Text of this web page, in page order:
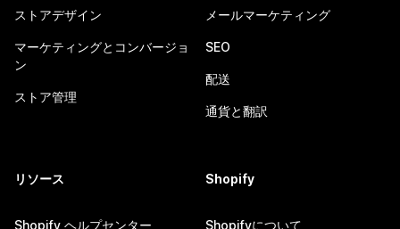
ストアデザイン
マーケティングとコンバージョ
ン
ストア管理
メールマーケティング
SEO
配送
通貨と翻訳
リソース
Shopify ヘルプセンター
Shopify
Shopifyについて